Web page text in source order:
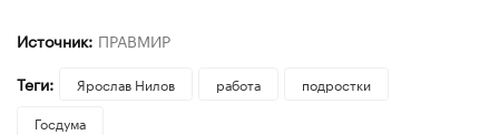
Источник: ПРАВМИР
Теги:
Ярослав Нилов работа
подростки
Госдума